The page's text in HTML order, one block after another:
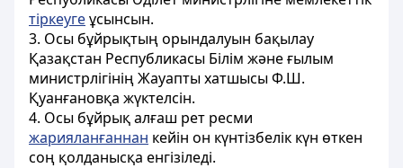
тіркеугеұсынсын.
3. Осы бұйрықтың орындалуын бақылау
Қазақстан Республикасы Білім және ғылым
министрлігінің Жауапты хатшысы Ф.Ш.
Қуанғановқа жүктелсін.
4. Осы бұйрық алғаш рет ресми
жарияланғаннан кейін он күнтізбелік күн өткен
соң қолданысқа енгізіледі.